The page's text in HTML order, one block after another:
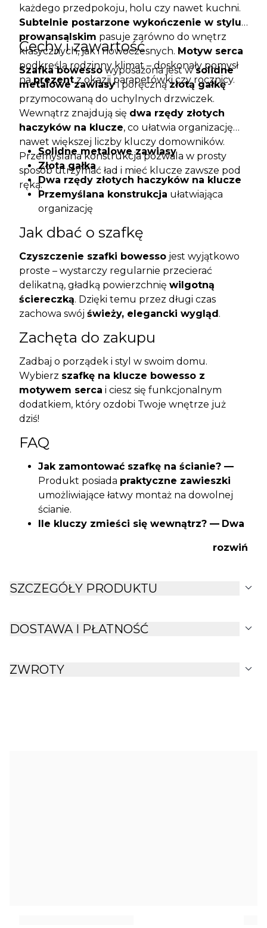
każdego przedpokoju, holu czy nawet kuchni.
Subtelnie postarzone wykończenie w stylu
prowansalskim pasuje zarówno do wnętrz
klasycznych, jak i nowoczesnych. Motyw serca
podkreśla rodzinny klimat – doskonały pomysł
na prezent z okazji parapetówki czy rocznicy.
Cechy i zawartość
Szafka bowesso wyposażona jest wsolidne
metalowe zawiasyi poręcznązłotą gałkę
przymocowaną do uchylnych drzwiczek.
Wewnątrz znajdują się dwa rzędy złotych
haczyków na klucze, co ułatwia organizację
nawet większej liczby kluczy domowników.
Przemyślana konstrukcja pozwala w prosty
sposób utrzymać ład i mieć klucze zawsze pod
ręką.
Solidne metalowe zawiasy
Złota gałka
Dwa rzędy złotych haczyków na klucze
Przemyślana konstrukcja ułatwiająca
organizację
Jak dbać o szafkę
Czyszczenie szafki bowesso jest wyjątkowo
proste – wystarczy regularnie przecierać
delikatną, gładką powierzchnię wilgotną
ściereczką. Dzięki temu przez długi czas
zachowa swój świeży, elegancki wygląd.
Zachęta do zakupu
Zadbaj o porządek i styl w swoim domu.
Wybierz szafkę na klucze bowesso z
motywem serca i ciesz się funkcjonalnym
dodatkiem, który ozdobi Twoje wnętrze już
dziś!
FAQ
Jak zamontować szafkę na ścianie? —
Produkt posiada praktyczne zawieszki
umożliwiające łatwy montaż na dowolnej
ścianie.
Ile kluczy zmieści się wewnątrz? — Dwa
Szkło
dobrą trwałością i solidnością.
— Wymiary szafki to szerokość 7,5 cm,
rozwiń
SZCZEGÓŁY PRODUKTU expand_more
DOSTAWA I PŁATNOŚĆ expand_more
ZWROTY expand_more